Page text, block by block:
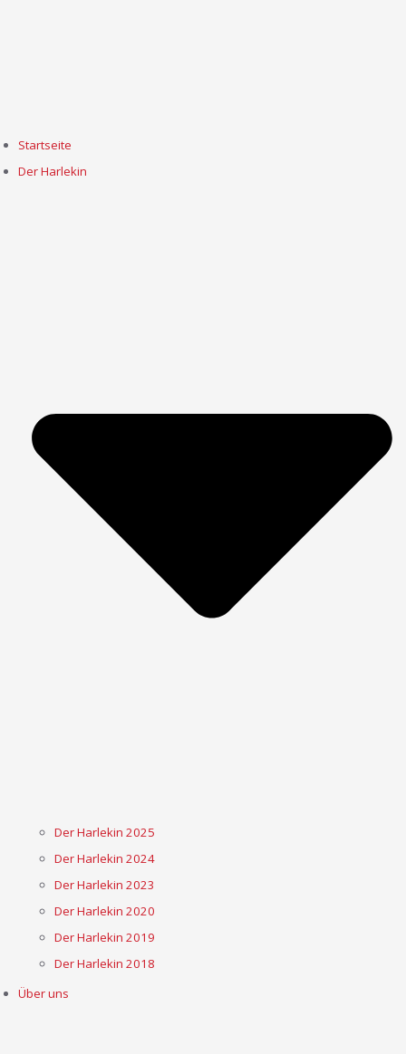
Startseite
Der Harlekin
Der Harlekin 2025
Der Harlekin 2024
Der Harlekin 2023
Der Harlekin 2020
Der Harlekin 2019
Der Harlekin 2018
Über uns